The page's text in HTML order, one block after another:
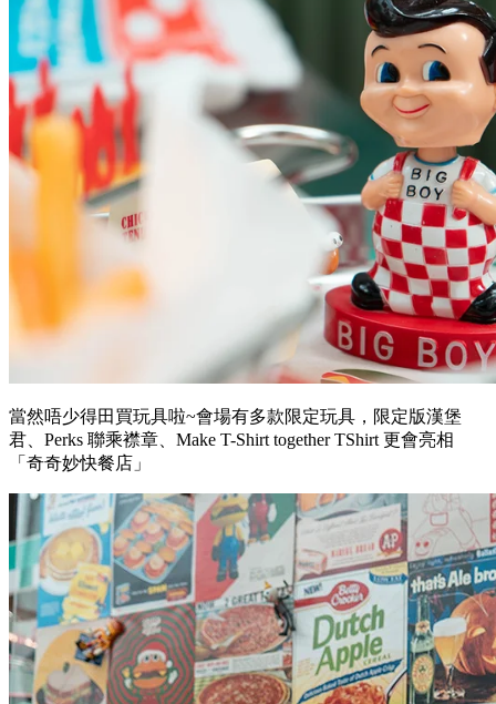
當然唔少得田買玩具啦~會場有多款限定玩具，限定版漢堡
君、Perks 聯乘襟章、Make T-Shirt together TShirt 更會亮相
「奇奇妙快餐店」